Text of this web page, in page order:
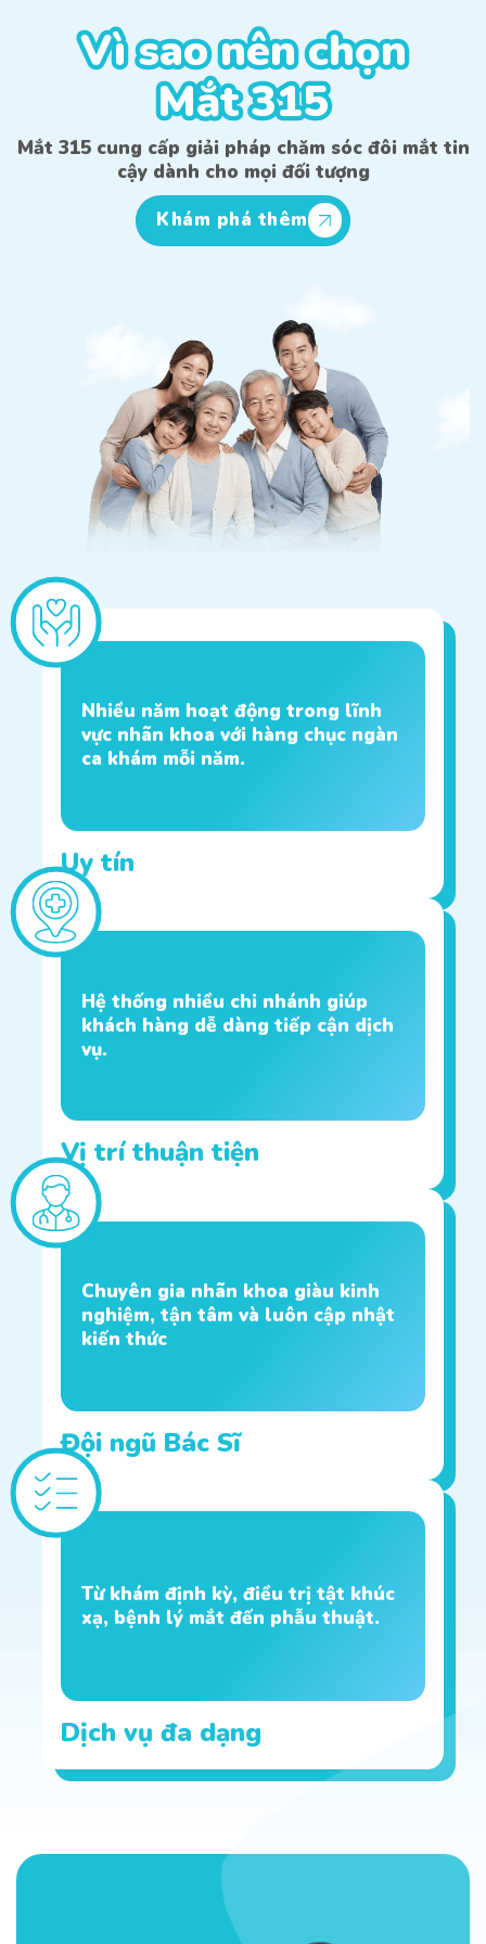
Vì sao nên chọn
Mắt 315
Vì sao nên chọn
Mắt 315
Mắt 315 cung cấp giải pháp chăm sóc đôi mắt tin
cậy dành cho mọi đối tượng
Khám phá thêm
Nhiều năm hoạt động trong lĩnh
vực nhãn khoa với hàng chục ngàn
ca khám mỗi năm.
Uy tín
Hệ thống nhiều chi nhánh giúp
khách hàng dễ dàng tiếp cận dịch
vụ.
Vị trí thuận tiện
Chuyên gia nhãn khoa giàu kinh
nghiệm, tận tâm và luôn cập nhật
kiến thức
Đội ngũ Bác Sĩ
Từ khám định kỳ, điều trị tật khúc
xạ, bệnh lý mắt đến phẫu thuật.
Dịch vụ đa dạng